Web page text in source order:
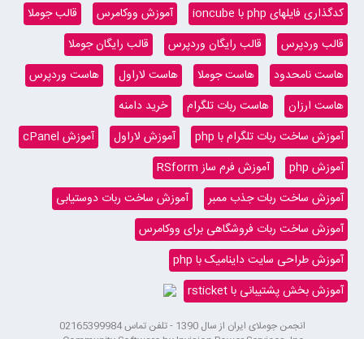
کدگذاری فایلهای php با ioncube آموزش ووکامرس
قالب جوملا
قالب وردپرس
قالب رایگان وردپرس
قالب رایگان جوملا
هاست نامحدود
هاست جوملا هاست لاراول
هاست وردپرس
هاست ارزان
هاست ربات تلگرام
خرید دامنه
آموزش ساخت ربات تلگرام با php
آموزش لاراول
آموزش cPanel
آموزش php
آموزش فرم ساز RSform
آموزش ساخت ربات جذب ممبر
آموزش ساخت ربات دوستیابی
آموزش ساخت ربات فروشگاهی برای ووکامرس
آموزش طراحی سایت داینامیک با php
آموزش بخش پشتیبانی با rsticket
انجمن جوملای ایران از سال 1390 - تلفن تماس 02165399984